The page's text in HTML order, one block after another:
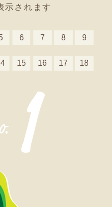
示されます
6 7 8 9
15 16 17 18